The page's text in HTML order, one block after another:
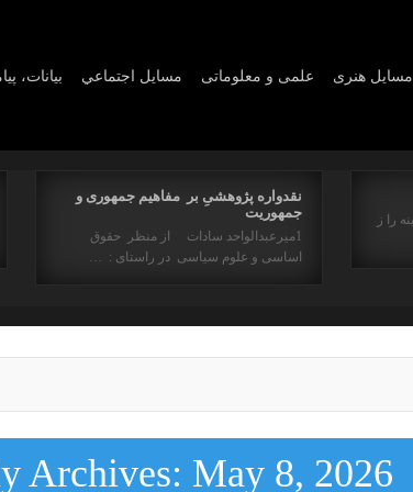
بیانات، مسايل اجتماعي علمی و معلوماتی مسايل هنری
نقدواره پژوهشیِ بر مفاهیم جمهوری و
جمهوریت
1میرعبدالواحد سادات از منظر حقوق
اساسی و علوم سیاسی در راستای : …
را ز
Archives: May 8, 2026